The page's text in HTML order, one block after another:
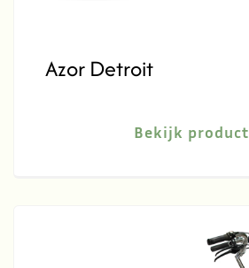
Azor Detroit
Bekijk product